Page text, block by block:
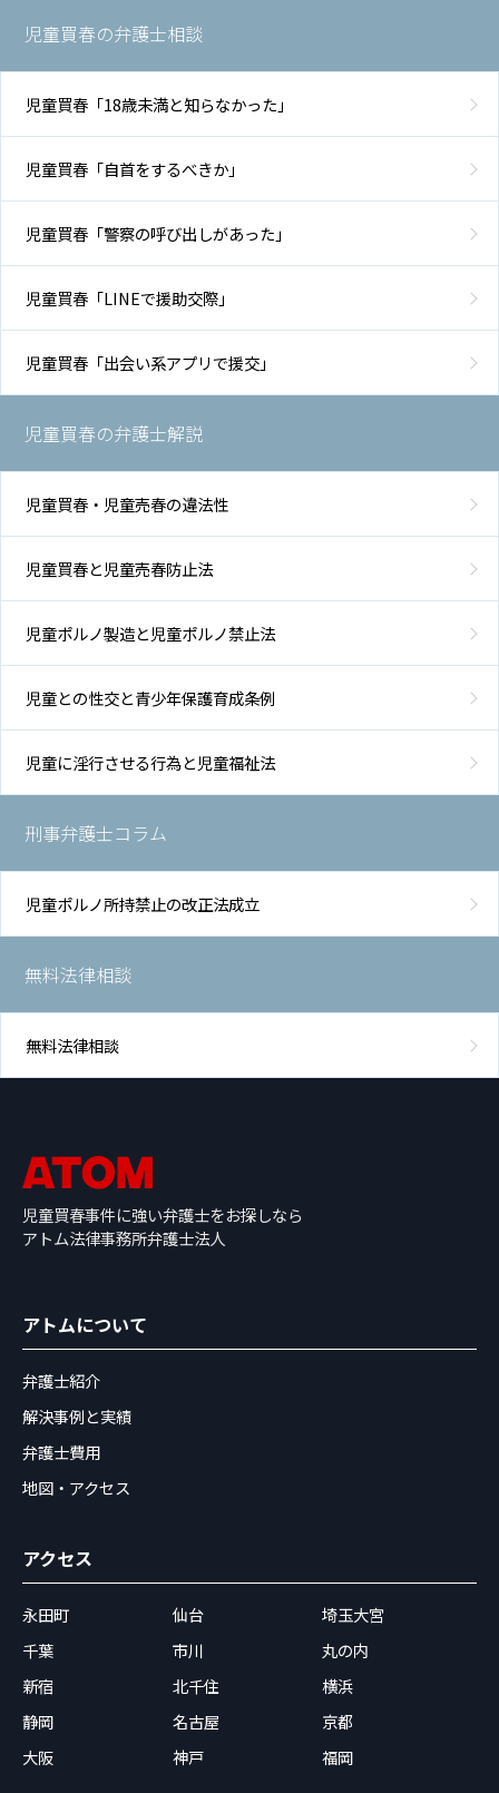
児童買春の弁護士相談
児童買春「18歳未満と知らなかった」
児童買春「自首をするべきか」
児童買春「警察の呼び出しがあった」
児童買春「LINEで援助交際」
児童買春「出会い系アプリで援交」
児童買春の弁護士解説
児童買春・児童売春の違法性
児童買春と児童売春防止法
児童ポルノ製造と児童ポルノ禁止法
児童との性交と青少年保護育成条例
児童に淫行させる行為と児童福祉法
刑事弁護士コラム
児童ポルノ所持禁止の改正法成立
無料法律相談
無料法律相談
児童買春事件に強い弁護士をお探しなら
アトム法律事務所弁護士法人
アトムについて
弁護士紹介
解決事例と実績
弁護士費用
地図・アクセス
アクセス
永田町 仙台
埼玉大宮
千葉
市川
丸の内
新宿
北千住
横浜
静岡
名古屋
京都
大阪
神戸 福岡